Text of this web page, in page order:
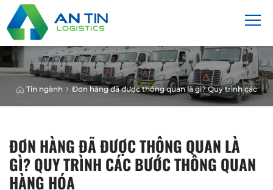
Tin ngành Đơn hàng đã được thông quan là gì? Quy trình các
ĐƠN HÀNG ĐÃ ĐƯỢC THÔNG QUAN LÀ
GÌ? QUY TRÌNH CÁC BƯỚC THÔNG QUAN
HÀNG HÓA